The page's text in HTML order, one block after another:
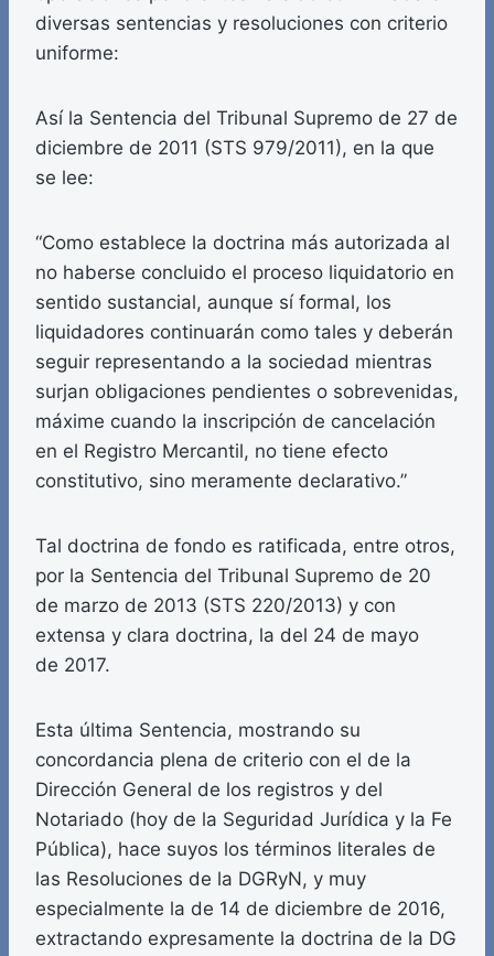
diversas sentencias y resoluciones con criterio
uniforme:
Así la Sentencia del Tribunal Supremo de 27 de
diciembre de 2011 (STS 979/2011), en la que
se lee:
“Como establece la doctrina más autorizada al
no haberse concluido el proceso liquidatorio en
sentido sustancial, aunque sí formal, los
liquidadores continuarán como tales y deberán
seguir representando a la sociedad mientras
surjan obligaciones pendientes o sobrevenidas,
máxime cuando la inscripción de cancelación
en el Registro Mercantil, no tiene efecto
constitutivo, sino meramente declarativo.”
Tal doctrina de fondo es ratificada, entre otros,
por la Sentencia del Tribunal Supremo de 20
de marzo de 2013 (STS 220/2013) y con
extensa y clara doctrina, la del 24 de mayo
de 2017.
Esta última Sentencia, mostrando su
concordancia plena de criterio con el de la
Dirección General de los registros y del
Notariado (hoy de la Seguridad Jurídica y la Fe
Pública), hace suyos los términos literales de
las Resoluciones de la DGRyN, y muy
especialmente la de 14 de diciembre de 2016,
extractando expresamente la doctrina de la DG